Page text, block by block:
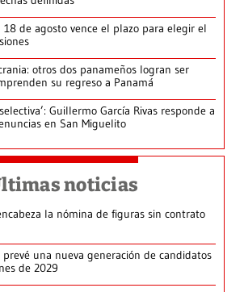
18 de agosto vence el plazo para elegir el
otros dos panameños logran ser
su regreso a Panamá
Guillermo García Rivas responde a
en San Miguelito
noticias
la nómina de figuras sin contrato
una nueva generación de candidatos
de 2029